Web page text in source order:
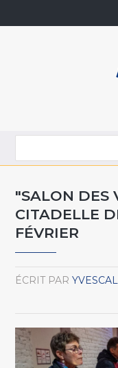
"SALON DES
CITADELLE
FÉVRIER
ÉCRIT PAR